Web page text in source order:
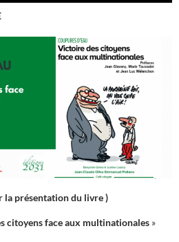
la présentation du livre )
citoyens face aux multinationales »